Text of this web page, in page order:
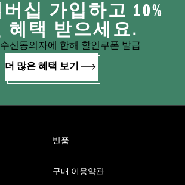
십 가입하고 10%
혜택 받으세요.
신동의자에 한해 할인쿠폰 발급
더 많은 혜택 보기
반품
구매 이용약관